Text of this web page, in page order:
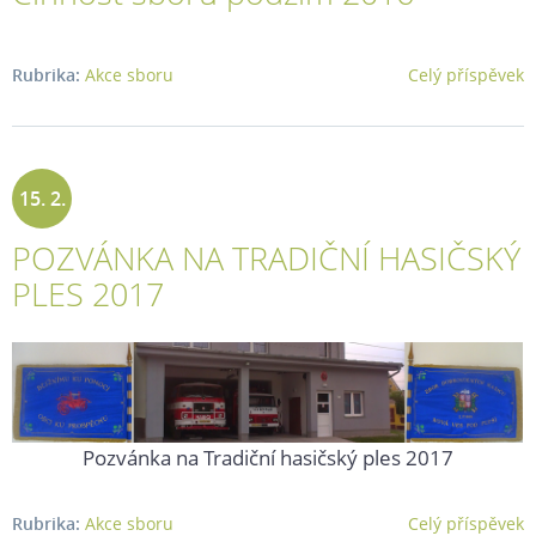
Celý příspěvek
Rubrika: Akce sboru
15. 2.
2017
POZVÁNKA NA TRADIČNÍ HASIČSKÝ
PLES 2017
Pozvánka na Tradiční hasičský ples 2017
Celý příspěvek
Rubrika: Akce sboru